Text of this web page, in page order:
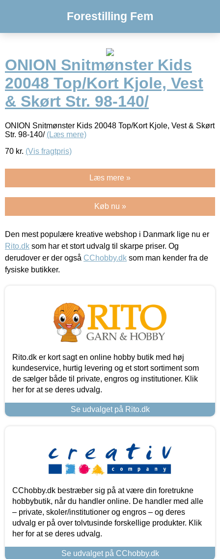
Forestilling Fem
ONION Snitmønster Kids
20048 Top/Kort Kjole, Vest
& Skørt Str. 98-140/
ONION Snitmønster Kids 20048 Top/Kort Kjole, Vest & Skørt
Str. 98-140/ (Læs mere)
70 kr. (Vis fragtpris)
Læs mere »
Køb nu »
Den mest populære kreative webshop i Danmark lige nu er
Rito.dk som har et stort udvalg til skarpe priser. Og
derudover er der også CChobby.dk som man kender fra de
fysiske butikker.
Rito.dk er kort sagt en online hobby butik med høj
kundeservice, hurtig levering og et stort sortiment som
de sælger både til private, engros og institutioner. Klik
her for at se deres udvalg.
Se udvalget på Rito.dk
CChobby.dk bestræber sig på at være din foretrukne
hobbybutik, når du handler online. De handler med alle
– private, skoler/institutioner og engros – og deres
udvalg er på over tolvtusinde forskellige produkter. Klik
her for at se deres udvalg.
Se udvalget på CChobby.dk